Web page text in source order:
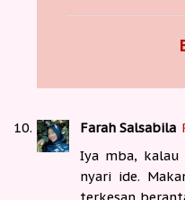
Farah Salsabila
Iya mba,
nyari ide.